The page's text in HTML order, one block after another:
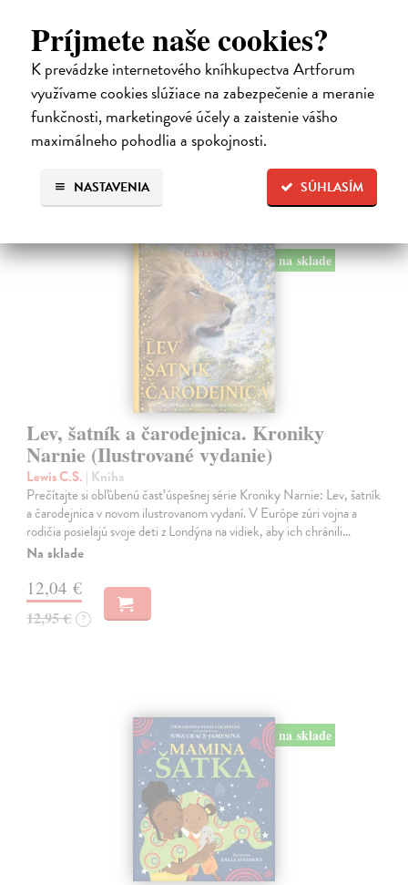
Príjmete naše cookies?
K prevádzke internetového kníhkupectva Artforum
využívame cookies slúžiace na zabezpečenie a meranie
funkčnosti, marketingové účely a zaistenie vášho
maximálneho pohodlia a spokojnosti.
SÚHLASÍM
NASTAVENIA
Dúbravský Andrej| Kniha
Alica je zvedavá mačka, ktorá býva so zvedavým Andrejom. Obaja sú
fascinovaní ríšou hmyzu.
Na sklade
28,03 €
28,90 € ?
na sklade
Lev, šatník a čarodejnica. Kroniky
Narnie (Ilustrované vydanie)
Lewis C.S. | Kniha
Prečítajte si obľúbenú časť úspešnej série Kroniky Narnie: Lev, šatník
a čarodejnica v novom ilustrovanom vydaní. V Európe zúri vojna a
rodičia posielajú svoje deti z Londýna na vidiek, aby ich chránili…
Na sklade
12,04 €
12,95 € ?
na sklade